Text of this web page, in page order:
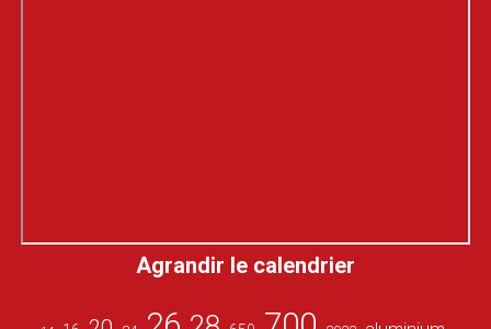
Agrandir le calendrier